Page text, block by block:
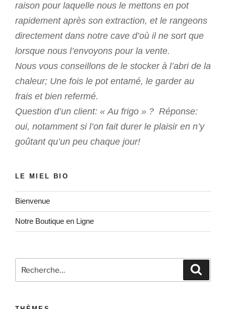
raison pour laquelle nous le mettons en pot
rapidement après son extraction, et le rangeons
directement dans notre cave d’où il ne sort que
lorsque nous l’envoyons pour la vente.
Nous vous conseillons de le stocker à l’abri de la
chaleur; Une fois le pot entamé, le garder au
frais et bien refermé.
Question d’un client: « Au frigo » ? Réponse:
oui, notamment si l’on fait durer le plaisir en n’y
goûtant qu’un peu chaque jour!
LE MIEL BIO
Bienvenue
Notre Boutique en Ligne
pour